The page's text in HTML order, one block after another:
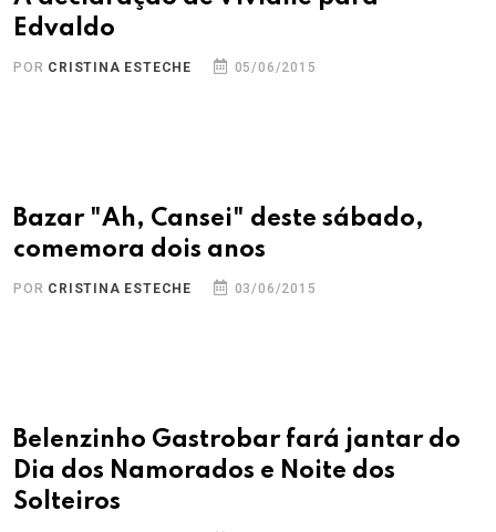
Edvaldo
POR CRISTINA ESTECHE 05/06/2015
Bazar "Ah, Cansei" deste sábado,
comemora dois anos
POR CRISTINA ESTECHE 03/06/2015
Belenzinho Gastrobar fará jantar do
Dia dos Namorados e Noite dos
Solteiros